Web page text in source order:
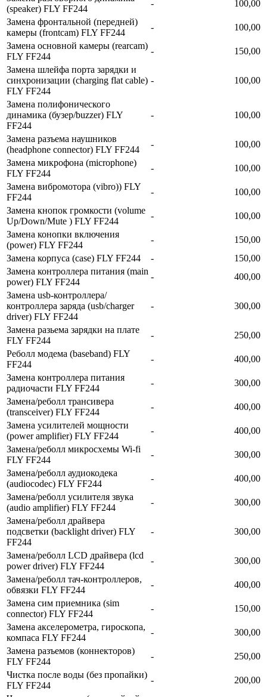
(speaker) FLY FF244
-
100,00
Замена фронтальной (передней)
камеры (frontcam) FLY FF244
-
100,00
Замена основной камеры (rearcam)
FLY FF244
-
150,00
Замена шлейфа порта зарядки и
синхронизации (charging flat cable)
FLY FF244
- 100,00
Замена полифонического
динамика (бузер/buzzer) FLY
FF244
- 100,00
Замена разъема наушников
(headphone connector) FLY FF244
-
100,00
Замена микрофона (microphone)
FLY FF244
-
100,00
Замена вибромотора (vibro)) FLY
FF244
-
100,00
Замена кнопок громкости (volume
Up/Down/Mute ) FLY FF244
-
100,00
Замена конопки включения
(power) FLY FF244
-
150,00
Замена корпуса (сase) FLY FF244
-
150,00
Замена контроллера питания (main
power) FLY FF244
-
400,00
Замена usb-контроллерa/
контроллера заряда (usb/charger
driver) FLY FF244
- 300,00
Замена разьема зарядки на плате
FLY FF244
-
250,00
Реболл модема (baseband) FLY
FF244
-
400,00
Замена контроллера питания
радиочасти FLY FF244
-
300,00
Замена/реболл трансивера
(transceiver) FLY FF244
-
400,00
Замена усилителей мощности
(power amplifier) FLY FF244
-
400,00
Замена/реболл микросхемы Wi-fi
FLY FF244
-
300,00
Замена/реболл аудиокодека
(audiocodec) FLY FF244
-
400,00
Замена/реболл усилителя звука
(audio amplifier) FLY FF244
-
300,00
Замена/реболл драйвера
подсветки (backlight driver) FLY
FF244
- 300,00
Замена/реболл LCD драйвера (lcd
power driver) FLY FF244
-
300,00
Замена/реболл тач-контроллеров,
обвязки FLY FF244
-
400,00
Замена сим приемника (sim
connector) FLY FF244
-
150,00
Замена акселерометра, гироскопа,
компаса FLY FF244
-
300,00
Замена разъемов (коннекторов)
FLY FF244
-
250,00
Чистка после воды (без пропайки)
FLY FF244
-
200,00